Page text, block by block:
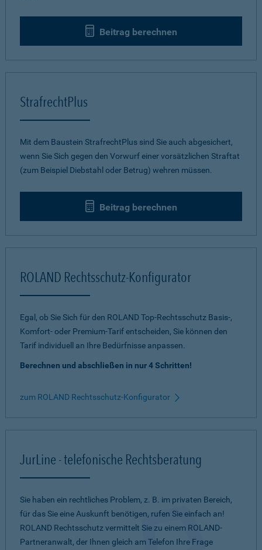
Beitrag berechnen
StrafrechtPlus
Mit dem Baustein StrafrechtPlus sind Sie auch abgesichert,
wenn Sie Sich gegen den Vorwurf einer vorsätzlichen Straftat
(zum Beispiel Diebstahl oder Betrug) wehren müssen.
Beitrag berechnen
ROLAND Rechtsschutz-Konfigurator
Egal, ob Sie Sich für den ROLAND Top-Rechtsschutz Basis-,
Komfort- oder Premium-Tarif entscheiden, Sie können den
Tarif individuell an Ihre Bedürfnisse anpassen.
Berechnen und abschließen in nur 4 Schritten!
zum ROLAND Rechtsschutz-Konfigurator
JurLine - telefonische Rechtsberatung
Sie haben ein rechtliches Problem, z. B. im privaten Bereich,
für das Sie eine Auskunft benötigen, rufen Sie einfach an!
ROLAND Rechtsschutz vermittelt Sie zu einem ROLAND-
Partneranwalt, der Ihnen gleich am Telefon Ihre Frage